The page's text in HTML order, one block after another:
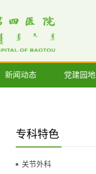
新闻动态 党建园地
专科特色
关节外科